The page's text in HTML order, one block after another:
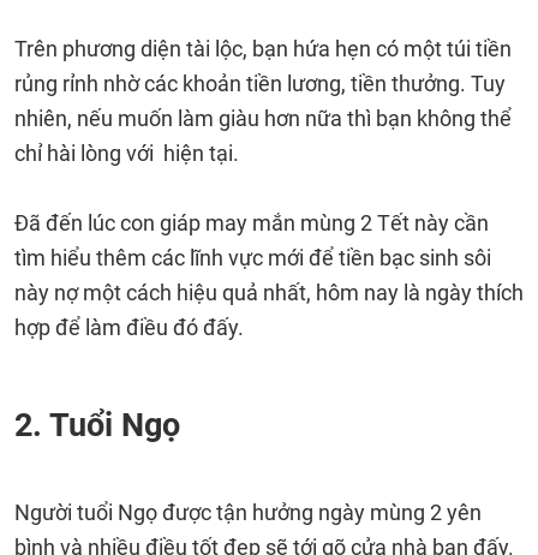
Trên phương diện tài lộc, bạn hứa hẹn có một túi tiền
rủng rỉnh nhờ các khoản tiền lương, tiền thưởng. Tuy
nhiên, nếu muốn làm giàu hơn nữa thì bạn không thể
chỉ hài lòng với hiện tại.
Đã đến lúc con giáp may mắn mùng 2 Tết này cần
tìm hiểu thêm các lĩnh vực mới để tiền bạc sinh sôi
này nợ một cách hiệu quả nhất, hôm nay là ngày thích
hợp để làm điều đó đấy.
2. Tuổi Ngọ
Người tuổi Ngọ được tận hưởng ngày mùng 2 yên
bình và nhiều điều tốt đẹp sẽ tới gõ cửa nhà bạn đấy.